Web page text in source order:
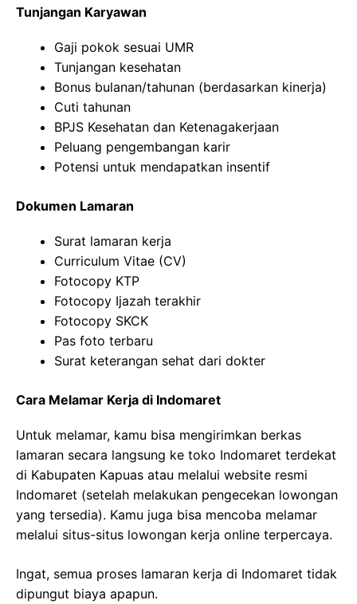
Tunjangan Karyawan
Gaji pokok sesuai UMR
Tunjangan kesehatan
Bonus bulanan/tahunan (berdasarkan kinerja)
Cuti tahunan
BPJS Kesehatan dan Ketenagakerjaan
Peluang pengembangan karir
Potensi untuk mendapatkan insentif
Dokumen Lamaran
Surat lamaran kerja
Curriculum Vitae (CV)
Fotocopy KTP
Fotocopy Ijazah terakhir
Fotocopy SKCK
Pas foto terbaru
Surat keterangan sehat dari dokter
Cara Melamar Kerja di Indomaret
Untuk melamar, kamu bisa mengirimkan berkas
lamaran secara langsung ke toko Indomaret terdekat
di Kabupaten Kapuas atau melalui website resmi
Indomaret (setelah melakukan pengecekan lowongan
yang tersedia). Kamu juga bisa mencoba melamar
melalui situs-situs lowongan kerja online terpercaya.
Ingat, semua proses lamaran kerja di Indomaret tidak
dipungut biaya apapun.